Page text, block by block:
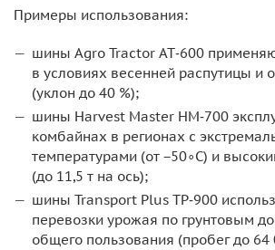
Примеры использования:
шины Agro Tractor AT‑600
в условиях весенней распутицы и
(уклон до 40 %);
шины Harvest Master HM‑700
комбайнах в регионах с
температурами (от −50∘C) и
(до 11,5 т на ось);
шины Transport Plus TP‑900
перевозки урожая по грунтовым
общего пользования (пробег до 64